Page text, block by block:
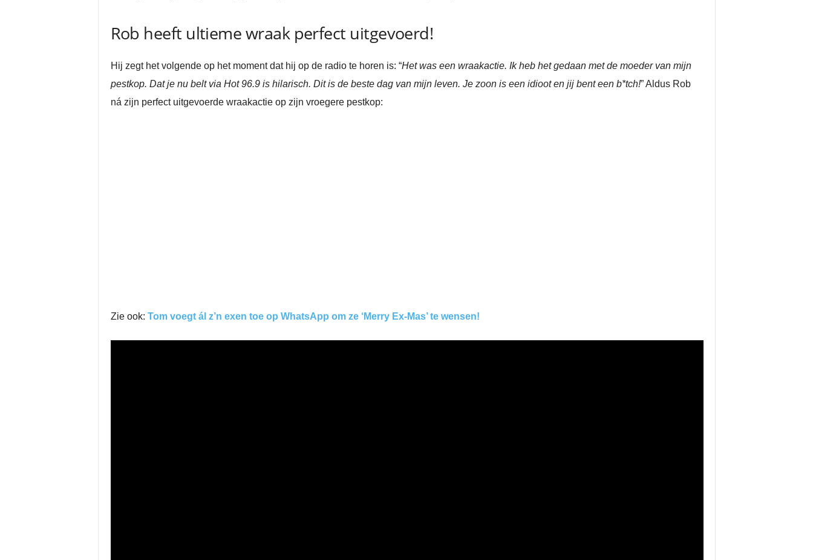
Rob heeft ultieme wraak perfect uitgevoerd!
Hij zegt het volgende op het moment dat hij op de radio te horen is: “Het was een wraakactie. Ik heb het gedaan met de moeder van mijn
pestkop. Dat je nu belt via Hot 96.9 is hilarisch. Dit is de beste dag van mijn leven. Je zoon is een idioot en jij bent een b*tch!” Aldus Rob
ná zijn perfect uitgevoerde wraakactie op zijn vroegere pestkop:
Zie ook: Tom voegt ál z’n exen toe op WhatsApp om ze ‘Merry Ex-Mas’ te wensen!